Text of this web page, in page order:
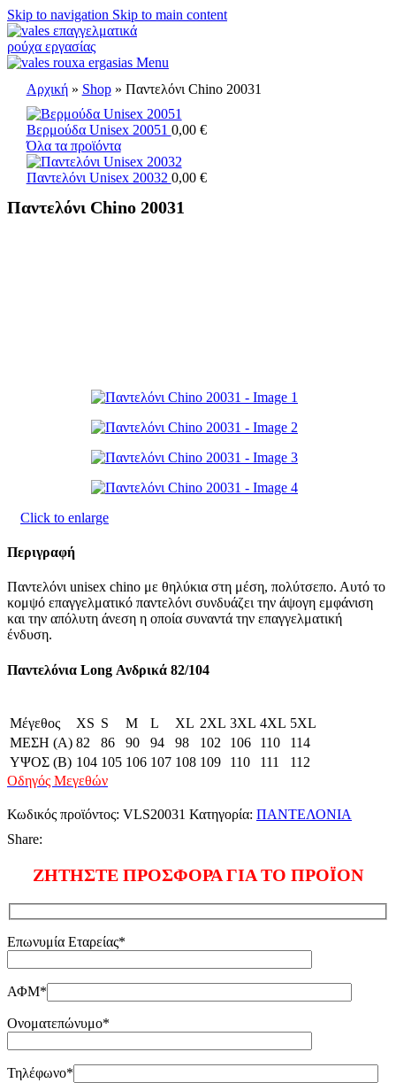
Skip to navigation Skip to main content
Menu
Αρχική» Shop» Παντελόνι Chino 20031
Βερμούδα Unisex 20051 0,00 €
Όλα τα προϊόντα
Παντελόνι Unisex 20032 0,00 €
Παντελόνι Chino 20031
Click to enlarge
Περιγραφή
Παντελόνι unisex chino με θηλύκια στη μέση, πολύτσεπο. Αυτό το
κομψό επαγγελματικό παντελόνι συνδυάζει την άψογη εμφάνιση
και την απόλυτη άνεση η οποία συναντά την επαγγελματική
ένδυση.
Παντελόνια Long Ανδρικά 82/104
Μέγεθος XS S M L XL 2XL 3XL 4XL 5XL
ΜΕΣΗ (Α) 82 86 90 94 98 102 106 110
114
ΥΨΟΣ (Β) 104 105 106 107 108 109 110 111
112
Οδηγός Μεγεθών
Κωδικός προϊόντος: VLS20031 Κατηγορία: ΠΑΝΤΕΛΟΝΙΑ
Share:
ΖΗΤΗΣΤΕ ΠΡΟΣΦΟΡΑ ΓΙΑ ΤΟ ΠΡΟΪΟΝ
Επωνυμία Εταρείας*
ΑΦΜ*
Ονοματεπώνυμο*
Τηλέφωνο*